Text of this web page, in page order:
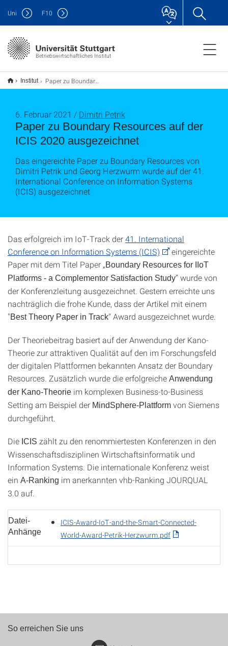
Betriebswirtschaftliches Institut
Uni F10
Institut Paper zu Boundary Resources auf der ICIS 2020 ausgezeichnet
Paper zu Boundary Resources auf der
ICIS 2020 ausgezeichnet
6. Februar 2021 / Dimitri Petrik
Das eingereichte Paper zu Boundary Resources von
Dimitri Petrik und Georg Herzwurm wurde auf der 41.
International Conference on Information Systems
(ICIS) ausgezeichnet
Das erfolgreich im IoT-Track der41. International
Conference on Information Systems (ICIS)
eingereichte
Paper mit dem Titel Paper „Boundary Resources for IIoT
Platforms - a Complementor Satisfaction Study” wurde von
der Konferenzleitung ausgezeichnet. Gestern erreichte uns
nachträglich die frohe Kunde, dass der Artikel mit einem
"Best Theory Paper in Track" Award ausgezeichnet wurde.
Der Theoriebeitrag basiert auf der Anwendung der Kano-
Theorie zur attraktiven Qualität auf den im Forschungsfeld
der digitalen Plattformen bekannten Ansatz der Boundary
Resources. Zusätzlich wurde die erfolgreiche Anwendung
der Kano-Theorie im komplexen Business-to-Business
Setting am Beispiel der MindSphere-Plattform von Siemens
durchgeführt.
Die ICIS zählt zu den renommiertesten Konferenzen in den
Wissenschaftsdisziplinen Wirtschaftsinformatik und
Information Systems. Die internationale Konferenz weist
ein A-Ranking im anerkannten vhb-Ranking JOURQUAL
3.0 auf.
Datei-
Anhänge
ICIS-Award-IoT-and-the-Smart-Connected-
World-Award-Petrik-Herzwurm.pdf
So erreichen Sie uns